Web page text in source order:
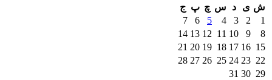
ش ی د س چ پ ج
1
2
3
4
5
6
7
8
9
10
11
12
13
14
15
16
17
18
19
20
21
22
23
24
25
26
27
28
29
30
31